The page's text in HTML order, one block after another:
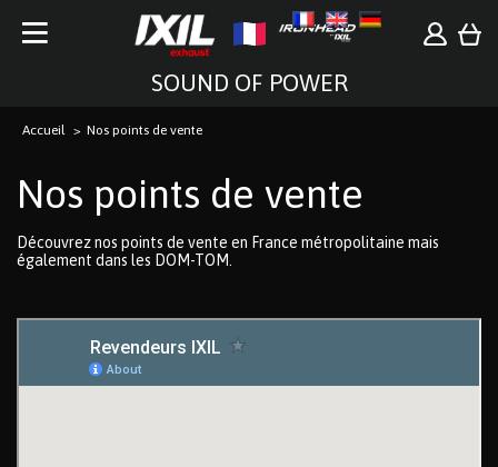
SOUND OF POWER
Accueil Nos points de vente
Nos points de vente
Découvrez nos points de vente en France métropolitaine mais
également dans les DOM-TOM.